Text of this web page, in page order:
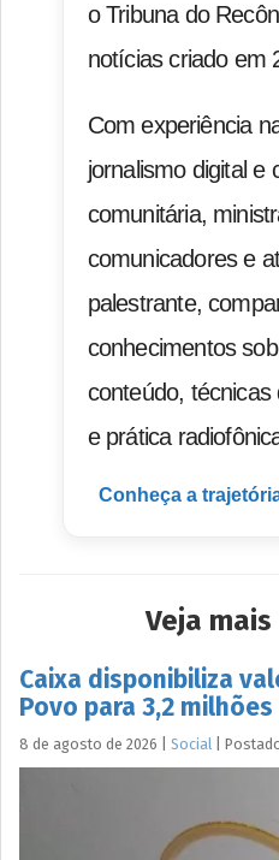
o Tribuna do
notícias criado em
Com experiência
jornalismo digital e
comunitária,
comunicadores e
palestrante,
conhecimentos
conteúdo,
e prática
Conheça a
Veja
Caixa disponibiliza
Povo para 3,2
8 de agosto de 2026 Social